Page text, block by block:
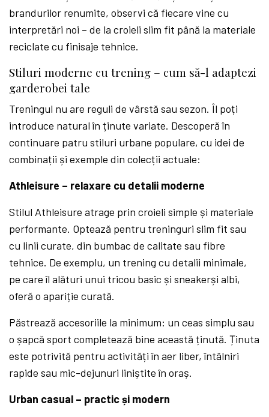
brandurilor renumite, observi că fiecare vine cu
interpretări noi – de la croieli slim fit până la materiale
reciclate cu finisaje tehnice.
Stiluri moderne cu trening – cum să-l adaptezi
garderobei tale
Treningul nu are reguli de vârstă sau sezon. Îl poți
introduce natural în ținute variate. Descoperă în
continuare patru stiluri urbane populare, cu idei de
combinații și exemple din colecții actuale:
Athleisure – relaxare cu detalii moderne
Stilul Athleisure atrage prin croieli simple și materiale
performante. Optează pentru treninguri slim fit sau
cu linii curate, din bumbac de calitate sau fibre
tehnice. De exemplu, un trening cu detalii minimale,
pe care îl alături unui tricou basic și sneakerși albi,
oferă o apariție curată.
Păstrează accesoriile la minimum: un ceas simplu sau
o șapcă sport completează bine această ținută. Ținuta
este potrivită pentru activități în aer liber, întâlniri
rapide sau mic-dejunuri liniștite în oraș.
Urban casual – practic și modern